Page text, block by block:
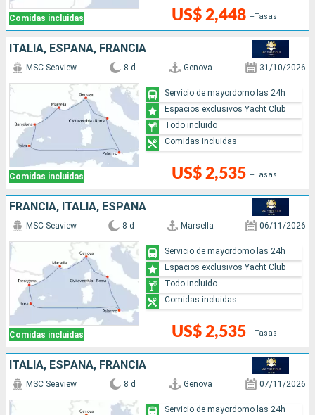
Comidas incluidas US$ 2,448 +Tasas
ITALIA, ESPAÑA, FRANCIA
Comidas incluidas
MSC Seaview 8 d Genova 31/10/2026
US$ 2,535 +Tasas
Servicio de mayordomo las 24h
Espacios exclusivos Yacht Club
Todo incluido
Comidas incluidas
FRANCIA, ITALIA, ESPAÑA
Comidas incluidas
MSC Seaview 8 d Marsella 06/11/2026
US$ 2,535 +Tasas
Servicio de mayordomo las 24h
Espacios exclusivos Yacht Club
Todo incluido
Comidas incluidas
ITALIA, ESPAÑA, FRANCIA
MSC Seaview 8 d Genova 07/11/2026
Servicio de mayordomo las 24h